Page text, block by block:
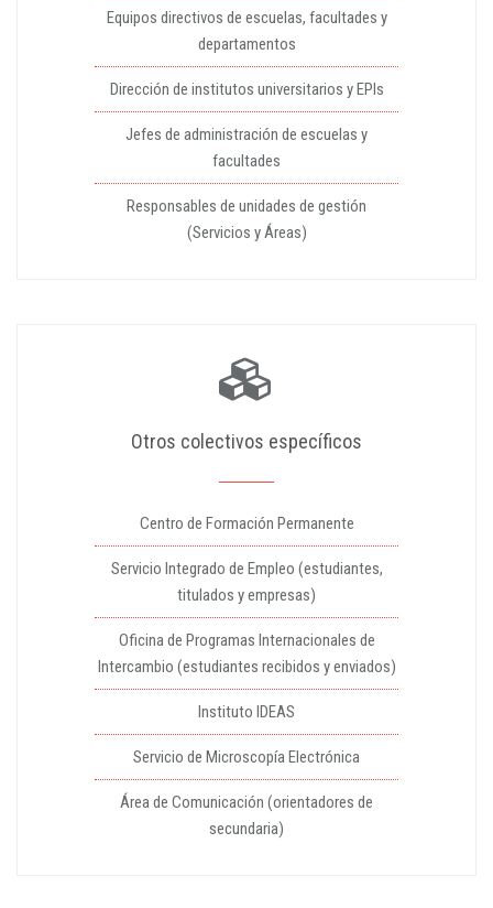
Equipos directivos de escuelas, facultades y
departamentos
Dirección de institutos universitarios y EPIs
Jefes de administración de escuelas y
facultades
Responsables de unidades de gestión
(Servicios y Áreas)
Otros colectivos específicos
Centro de Formación Permanente
Servicio Integrado de Empleo (estudiantes,
titulados y empresas)
Oficina de Programas Internacionales de
Intercambio (estudiantes recibidos y enviados)
Instituto IDEAS
Servicio de Microscopía Electrónica
Área de Comunicación (orientadores de
secundaria)